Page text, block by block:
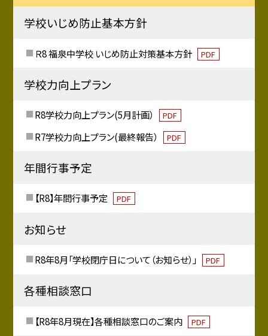
学校いじめ防止基本方針
Ｒ8 福泉中学校 いじめ防止対策基本方針 PDF
学校力向上プラン
R8学校力向上プラン(5月計画） PDF
R7学校力向上プラン(最終報告） PDF
年間行事予定
【R8】年間行事予定 PDF
お知らせ
R8年8月「学校閉庁日について（お知らせ）」 PDF
各種相談窓口
【R8年8月現在】各種相談窓口のご案内 PDF